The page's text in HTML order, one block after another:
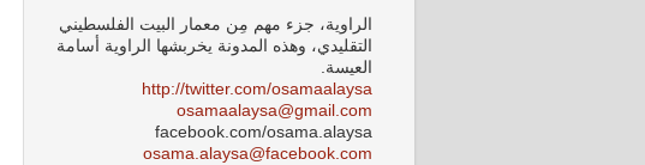
الراوية، جزء مهم مِن معمار البيت الفلسطيني
التقليدي، وهذه المدونة يخربشها الراوية أسامة
العيسة.
http://twitter.com/osamaalaysa
osamaalaysa@gmail.com
facebook.com/osama.alaysa
osama.alaysa@facebook.com